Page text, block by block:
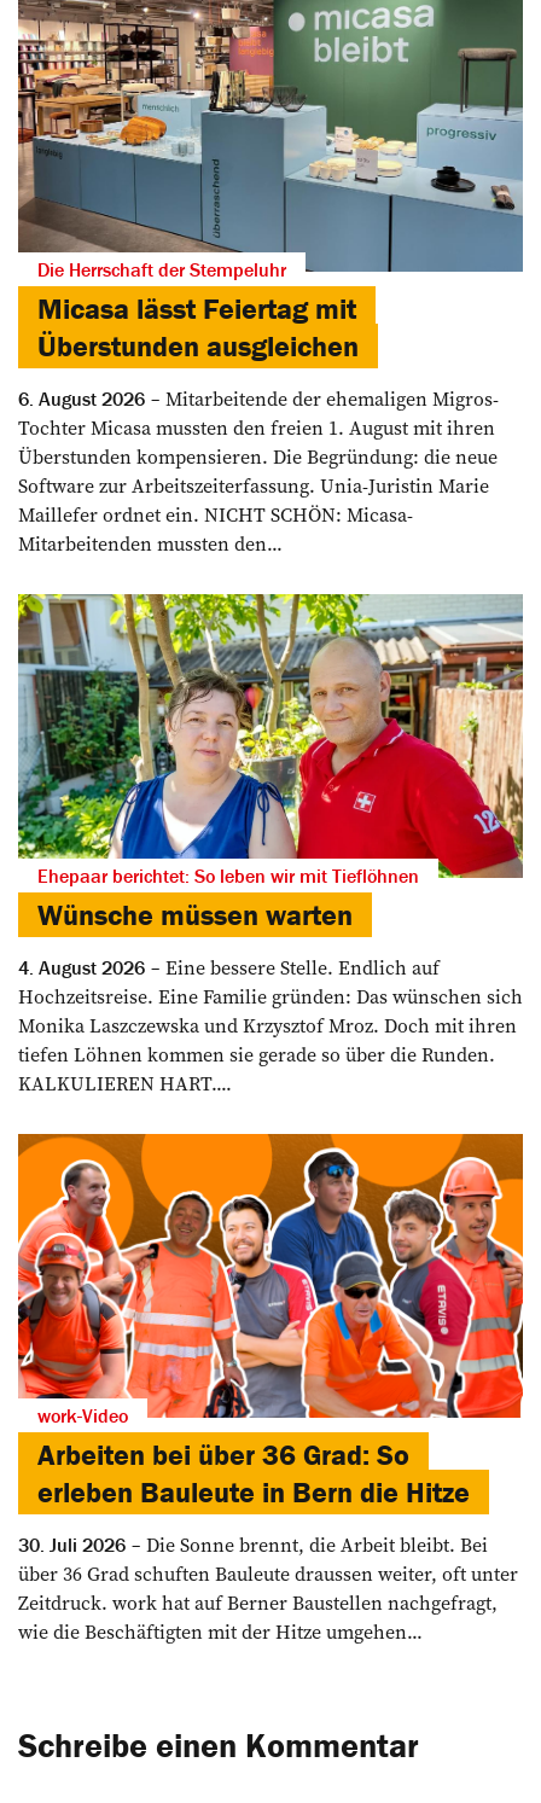
Die Herrschaft der Stempeluhr
Micasa lässt Feiertag mit
Überstunden ausgleichen
6. August 2026
Mitarbeitende der ehemaligen Migros-
Tochter Micasa mussten den freien 1. August mit ihren
Überstunden kompensieren. Die Begründung: die neue
Software zur Arbeitszeiterfassung. Unia-Juristin Marie
Maillefer ordnet ein. NICHT SCHÖN: Micasa-
Mitarbeitenden mussten den...
Ehepaar berichtet: So leben wir mit Tieflöhnen
Wünsche müssen warten
4. August 2026
Eine bessere Stelle. Endlich auf
Hochzeitsreise. Eine Familie gründen: Das wünschen sich
Monika Laszczewska und Krzysztof Mroz. Doch mit ihren
tiefen Löhnen kommen sie gerade so über die Runden.
KALKULIEREN HART....
work-Video
Arbeiten bei über 36 Grad: So
erleben Bauleute in Bern die Hitze
30. Juli 2026
Die Sonne brennt, die Arbeit bleibt. Bei
über 36 Grad schuften Bauleute draussen weiter, oft unter
Zeitdruck. work hat auf Berner Baustellen nachgefragt,
wie die Beschäftigten mit der Hitze umgehen...
Schreibe einen Kommentar